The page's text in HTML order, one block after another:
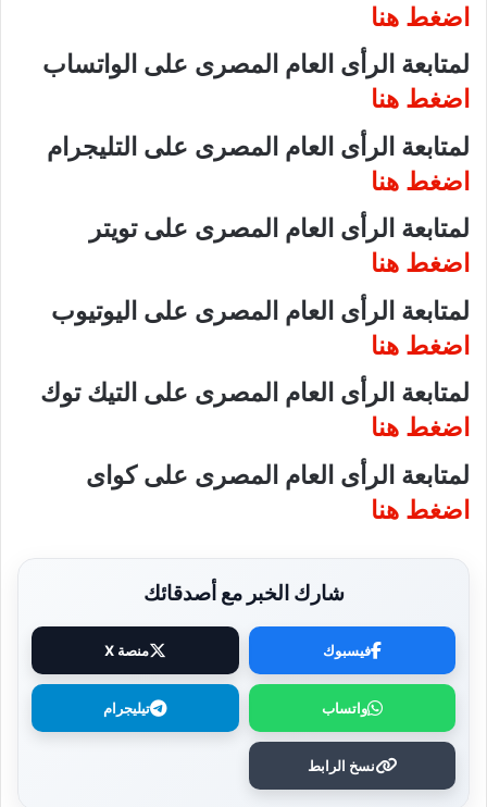
اضغط هنا
لمتابعة الرأى العام المصرى على الواتساب
اضغط هنا
لمتابعة الرأى العام المصرى على التليجرام
اضغط هنا
لمتابعة الرأى العام المصرى على تويتر
اضغط هنا
لمتابعة الرأى العام المصرى على اليوتيوب
اضغط هنا
لمتابعة الرأى العام المصرى على التيك توك
اضغط هنا
لمتابعة الرأى العام المصرى على كواى
اضغط هنا
شارك الخبر مع أصدقائك
فيسبوك منصة X
واتساب تيليجرام
نسخ الرابط